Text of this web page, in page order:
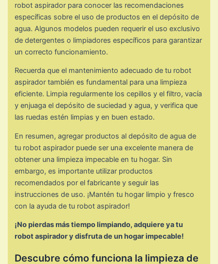
robot aspirador para conocer las recomendaciones
específicas sobre el uso de productos en el depósito de
agua. Algunos modelos pueden requerir el uso exclusivo
de detergentes o limpiadores específicos para garantizar
un correcto funcionamiento.
Recuerda que el mantenimiento adecuado de tu robot
aspirador también es fundamental para una limpieza
eficiente. Limpia regularmente los cepillos y el filtro, vacía
y enjuaga el depósito de suciedad y agua, y verifica que
las ruedas estén limpias y en buen estado.
En resumen, agregar productos al depósito de agua de
tu robot aspirador puede ser una excelente manera de
obtener una limpieza impecable en tu hogar. Sin
embargo, es importante utilizar productos
recomendados por el fabricante y seguir las
instrucciones de uso. ¡Mantén tu hogar limpio y fresco
con la ayuda de tu robot aspirador!
¡No pierdas más tiempo limpiando, adquiere ya tu
robot aspirador y disfruta de un hogar impecable!
Descubre cómo funciona la limpieza de